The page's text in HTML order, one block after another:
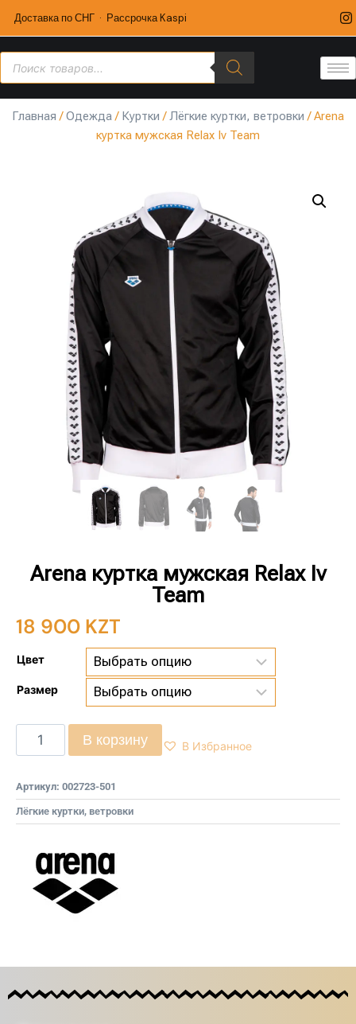
Доставка по СНГ · Рассрочка Kaspi
Главная /Одежда/ Куртки /Лёгкие куртки, ветровки / Arena
куртка мужская Relax Iv Team
Arena куртка мужская Relax Iv
Team
18 900 KZT
Цвет
Размер
В корзину В Избранное
Артикул: 002723-501
Лёгкие куртки, ветровки